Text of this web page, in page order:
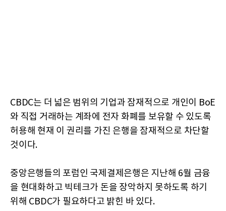
CBDC는 더 넓은 범위의 기업과 잠재적으로 개인이 BoE
와 직접 거래하는 계좌에 전자 화폐를 보유할 수 있도록
허용해 현재 이 권리를 가진 은행을 잠재적으로 차단할
것이다.
중앙은행들의 포럼인 국제결제은행은 지난해 6월 금융
을 현대화하고 빅테크가 돈을 장악하지 못하도록 하기
위해 CBDC가 필요하다고 밝힌 바 있다.